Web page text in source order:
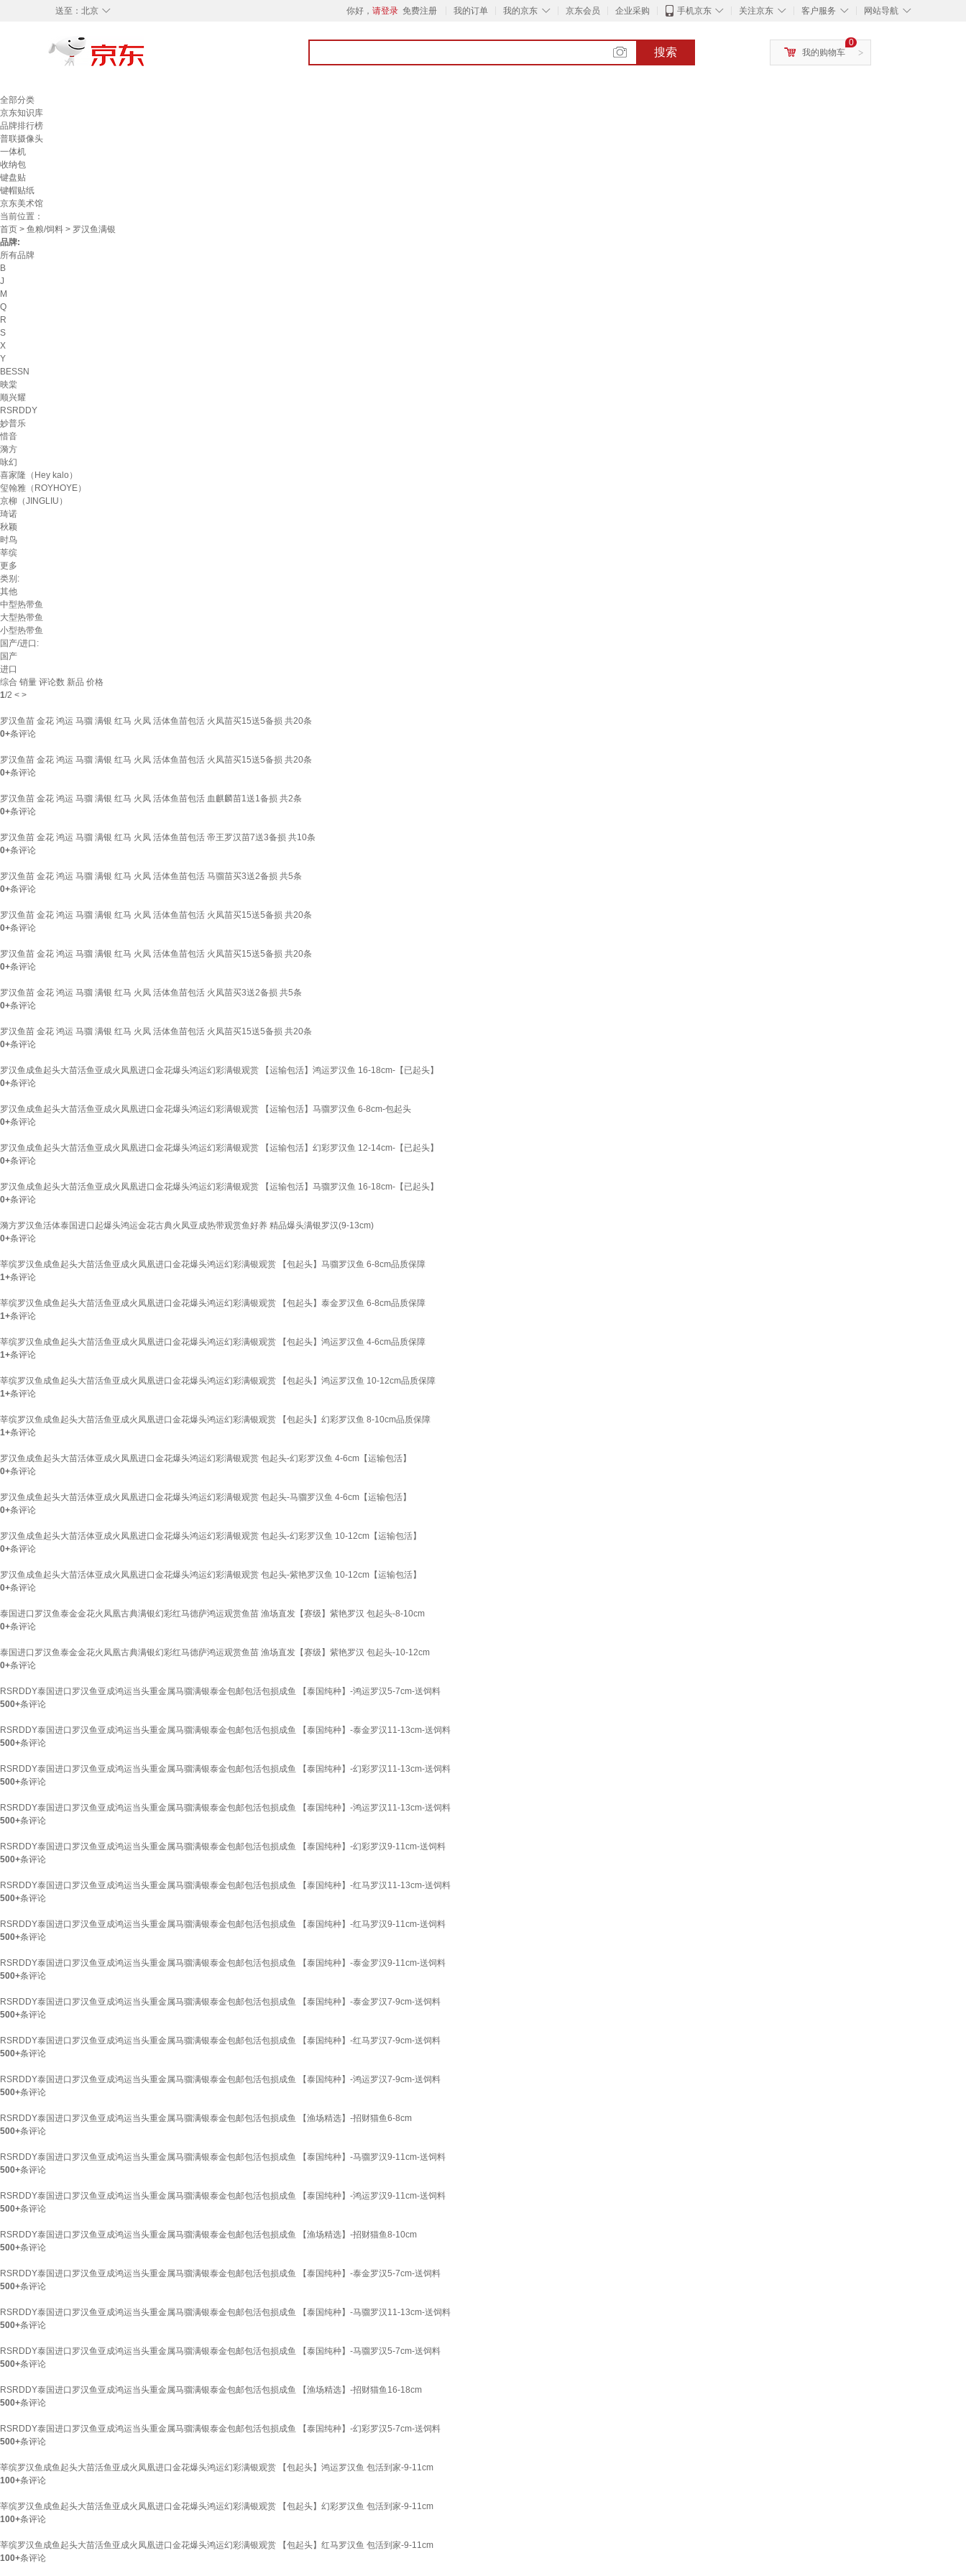
◇
送至： 北京 你好， 请登录 免费注册 我的订单 ◇
我的京东 京东会员 企业采购 ◇
手机京东 ◇
关注京东 ◇
客户服务 ◇
网站导航
搜索 >
0
我的购物车
全部分类
京东知识库
品牌排行榜
普联摄像头
一体机
收纳包
键盘贴
键帽贴纸
京东美术馆
当前位置：
首页 > 鱼粮/饲料 > 罗汉鱼满银
品牌:
所有品牌
B
J
M
Q
R
S
X
Y
BESSN
映棠
顺兴耀
RSRDDY
妙普乐
惜音
漪方
咏幻
喜家隆（Hey kalo）
玺翰雅（ROYHOYE）
京柳（JINGLIU）
琦诺
秋颖
时鸟
莘缤
更多
类别:
其他
中型热带鱼
大型热带鱼
小型热带鱼
国产/进口:
国产
进口
综合 销量 评论数 新品 价格
1/2 < >
罗汉鱼苗 金花 鸿运 马骝 满银 红马 火凤 活体鱼苗包活 火凤苗买15送5备损 共20条
0+条评论
罗汉鱼苗 金花 鸿运 马骝 满银 红马 火凤 活体鱼苗包活 火凤苗买15送5备损 共20条
0+条评论
罗汉鱼苗 金花 鸿运 马骝 满银 红马 火凤 活体鱼苗包活 血麒麟苗1送1备损 共2条
0+条评论
罗汉鱼苗 金花 鸿运 马骝 满银 红马 火凤 活体鱼苗包活 帝王罗汉苗7送3备损 共10条
0+条评论
罗汉鱼苗 金花 鸿运 马骝 满银 红马 火凤 活体鱼苗包活 马骝苗买3送2备损 共5条
0+条评论
罗汉鱼苗 金花 鸿运 马骝 满银 红马 火凤 活体鱼苗包活 火凤苗买15送5备损 共20条
0+条评论
罗汉鱼苗 金花 鸿运 马骝 满银 红马 火凤 活体鱼苗包活 火凤苗买15送5备损 共20条
0+条评论
罗汉鱼苗 金花 鸿运 马骝 满银 红马 火凤 活体鱼苗包活 火凤苗买3送2备损 共5条
0+条评论
罗汉鱼苗 金花 鸿运 马骝 满银 红马 火凤 活体鱼苗包活 火凤苗买15送5备损 共20条
0+条评论
罗汉鱼成鱼起头大苗活鱼亚成火凤凰进口金花爆头鸿运幻彩满银观赏 【运输包活】鸿运罗汉鱼 16-18cm-【已起头】
0+条评论
罗汉鱼成鱼起头大苗活鱼亚成火凤凰进口金花爆头鸿运幻彩满银观赏 【运输包活】马骝罗汉鱼 6-8cm-包起头
0+条评论
罗汉鱼成鱼起头大苗活鱼亚成火凤凰进口金花爆头鸿运幻彩满银观赏 【运输包活】幻彩罗汉鱼 12-14cm-【已起头】
0+条评论
罗汉鱼成鱼起头大苗活鱼亚成火凤凰进口金花爆头鸿运幻彩满银观赏 【运输包活】马骝罗汉鱼 16-18cm-【已起头】
0+条评论
漪方罗汉鱼活体泰国进口起爆头鸿运金花古典火凤亚成热带观赏鱼好养 精品爆头满银罗汉(9-13cm)
0+条评论
莘缤罗汉鱼成鱼起头大苗活鱼亚成火凤凰进口金花爆头鸿运幻彩满银观赏 【包起头】马骝罗汉鱼 6-8cm品质保障
1+条评论
莘缤罗汉鱼成鱼起头大苗活鱼亚成火凤凰进口金花爆头鸿运幻彩满银观赏 【包起头】泰金罗汉鱼 6-8cm品质保障
1+条评论
莘缤罗汉鱼成鱼起头大苗活鱼亚成火凤凰进口金花爆头鸿运幻彩满银观赏 【包起头】鸿运罗汉鱼 4-6cm品质保障
1+条评论
莘缤罗汉鱼成鱼起头大苗活鱼亚成火凤凰进口金花爆头鸿运幻彩满银观赏 【包起头】鸿运罗汉鱼 10-12cm品质保障
1+条评论
莘缤罗汉鱼成鱼起头大苗活鱼亚成火凤凰进口金花爆头鸿运幻彩满银观赏 【包起头】幻彩罗汉鱼 8-10cm品质保障
1+条评论
罗汉鱼成鱼起头大苗活体亚成火凤凰进口金花爆头鸿运幻彩满银观赏 包起头-幻彩罗汉鱼 4-6cm【运输包活】
0+条评论
罗汉鱼成鱼起头大苗活体亚成火凤凰进口金花爆头鸿运幻彩满银观赏 包起头-马骝罗汉鱼 4-6cm【运输包活】
0+条评论
罗汉鱼成鱼起头大苗活体亚成火凤凰进口金花爆头鸿运幻彩满银观赏 包起头-幻彩罗汉鱼 10-12cm【运输包活】
0+条评论
罗汉鱼成鱼起头大苗活体亚成火凤凰进口金花爆头鸿运幻彩满银观赏 包起头-紫艳罗汉鱼 10-12cm【运输包活】
0+条评论
泰国进口罗汉鱼泰金金花火凤凰古典满银幻彩红马德萨鸿运观赏鱼苗 渔场直发【赛级】紫艳罗汉 包起头-8-10cm
0+条评论
泰国进口罗汉鱼泰金金花火凤凰古典满银幻彩红马德萨鸿运观赏鱼苗 渔场直发【赛级】紫艳罗汉 包起头-10-12cm
0+条评论
RSRDDY泰国进口罗汉鱼亚成鸿运当头重金属马骝满银泰金包邮包活包损成鱼 【泰国纯种】-鸿运罗汉5-7cm-送饲料
500+条评论
RSRDDY泰国进口罗汉鱼亚成鸿运当头重金属马骝满银泰金包邮包活包损成鱼 【泰国纯种】-泰金罗汉11-13cm-送饲料
500+条评论
RSRDDY泰国进口罗汉鱼亚成鸿运当头重金属马骝满银泰金包邮包活包损成鱼 【泰国纯种】-幻彩罗汉11-13cm-送饲料
500+条评论
RSRDDY泰国进口罗汉鱼亚成鸿运当头重金属马骝满银泰金包邮包活包损成鱼 【泰国纯种】-鸿运罗汉11-13cm-送饲料
500+条评论
RSRDDY泰国进口罗汉鱼亚成鸿运当头重金属马骝满银泰金包邮包活包损成鱼 【泰国纯种】-幻彩罗汉9-11cm-送饲料
500+条评论
RSRDDY泰国进口罗汉鱼亚成鸿运当头重金属马骝满银泰金包邮包活包损成鱼 【泰国纯种】-红马罗汉11-13cm-送饲料
500+条评论
RSRDDY泰国进口罗汉鱼亚成鸿运当头重金属马骝满银泰金包邮包活包损成鱼 【泰国纯种】-红马罗汉9-11cm-送饲料
500+条评论
RSRDDY泰国进口罗汉鱼亚成鸿运当头重金属马骝满银泰金包邮包活包损成鱼 【泰国纯种】-泰金罗汉9-11cm-送饲料
500+条评论
RSRDDY泰国进口罗汉鱼亚成鸿运当头重金属马骝满银泰金包邮包活包损成鱼 【泰国纯种】-泰金罗汉7-9cm-送饲料
500+条评论
RSRDDY泰国进口罗汉鱼亚成鸿运当头重金属马骝满银泰金包邮包活包损成鱼 【泰国纯种】-红马罗汉7-9cm-送饲料
500+条评论
RSRDDY泰国进口罗汉鱼亚成鸿运当头重金属马骝满银泰金包邮包活包损成鱼 【泰国纯种】-鸿运罗汉7-9cm-送饲料
500+条评论
RSRDDY泰国进口罗汉鱼亚成鸿运当头重金属马骝满银泰金包邮包活包损成鱼 【渔场精选】-招财猫鱼6-8cm
500+条评论
RSRDDY泰国进口罗汉鱼亚成鸿运当头重金属马骝满银泰金包邮包活包损成鱼 【泰国纯种】-马骝罗汉9-11cm-送饲料
500+条评论
RSRDDY泰国进口罗汉鱼亚成鸿运当头重金属马骝满银泰金包邮包活包损成鱼 【泰国纯种】-鸿运罗汉9-11cm-送饲料
500+条评论
RSRDDY泰国进口罗汉鱼亚成鸿运当头重金属马骝满银泰金包邮包活包损成鱼 【渔场精选】-招财猫鱼8-10cm
500+条评论
RSRDDY泰国进口罗汉鱼亚成鸿运当头重金属马骝满银泰金包邮包活包损成鱼 【泰国纯种】-泰金罗汉5-7cm-送饲料
500+条评论
RSRDDY泰国进口罗汉鱼亚成鸿运当头重金属马骝满银泰金包邮包活包损成鱼 【泰国纯种】-马骝罗汉11-13cm-送饲料
500+条评论
RSRDDY泰国进口罗汉鱼亚成鸿运当头重金属马骝满银泰金包邮包活包损成鱼 【泰国纯种】-马骝罗汉5-7cm-送饲料
500+条评论
RSRDDY泰国进口罗汉鱼亚成鸿运当头重金属马骝满银泰金包邮包活包损成鱼 【渔场精选】-招财猫鱼16-18cm
500+条评论
RSRDDY泰国进口罗汉鱼亚成鸿运当头重金属马骝满银泰金包邮包活包损成鱼 【泰国纯种】-幻彩罗汉5-7cm-送饲料
500+条评论
莘缤罗汉鱼成鱼起头大苗活鱼亚成火凤凰进口金花爆头鸿运幻彩满银观赏 【包起头】鸿运罗汉鱼 包活到家-9-11cm
100+条评论
莘缤罗汉鱼成鱼起头大苗活鱼亚成火凤凰进口金花爆头鸿运幻彩满银观赏 【包起头】幻彩罗汉鱼 包活到家-9-11cm
100+条评论
莘缤罗汉鱼成鱼起头大苗活鱼亚成火凤凰进口金花爆头鸿运幻彩满银观赏 【包起头】红马罗汉鱼 包活到家-9-11cm
100+条评论